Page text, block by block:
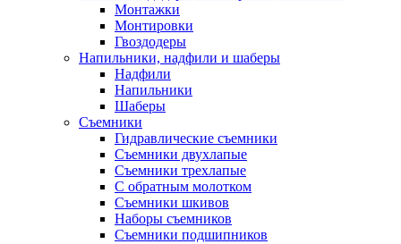
Монтажки
Монтировки
Гвоздодеры
Напильники, надфили и шаберы
Надфили
Напильники
Шаберы
Съемники
Гидравлические съемники
Съемники двухлапые
Съемники трехлапые
С обратным молотком
Съемники шкивов
Наборы съемников
Съемники подшипников